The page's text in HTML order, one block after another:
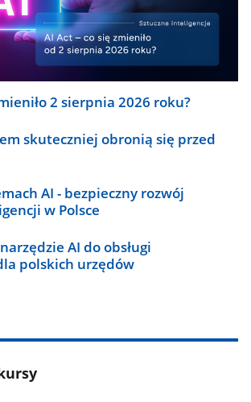
2 sierpnia 2026 roku?
skuteczniej obronią się przed
AI - bezpieczny rozwój
w Polsce
AI do obsługi
polskich urzędów